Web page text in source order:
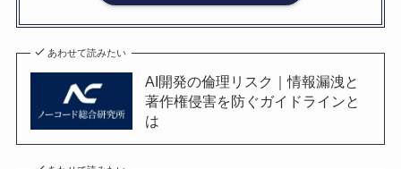
あわせて読みたい
AI開発の倫理リスク｜情報漏洩と
著作権侵害を防ぐガイドラインと
は